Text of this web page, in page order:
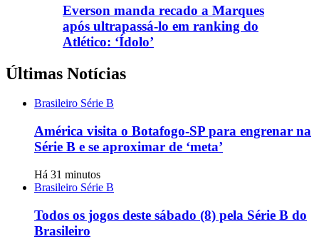
Everson manda recado a Marques
após ultrapassá-lo em ranking do
Atlético: ‘Ídolo’
Últimas Notícias
Brasileiro Série B
América visita o Botafogo-SP para engrenar na
Série B e se aproximar de ‘meta’
Há 31 minutos
Brasileiro Série B
Todos os jogos deste sábado (8) pela Série B do
Brasileiro